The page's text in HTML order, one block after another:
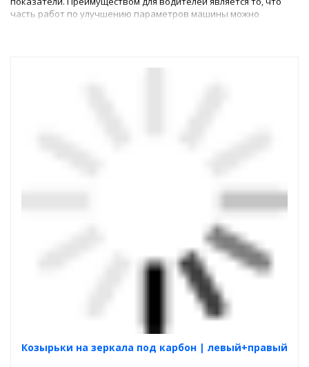
часть работ по улучшению параметров машины можно
Козырьки на зеркала под карбон | левый+правый